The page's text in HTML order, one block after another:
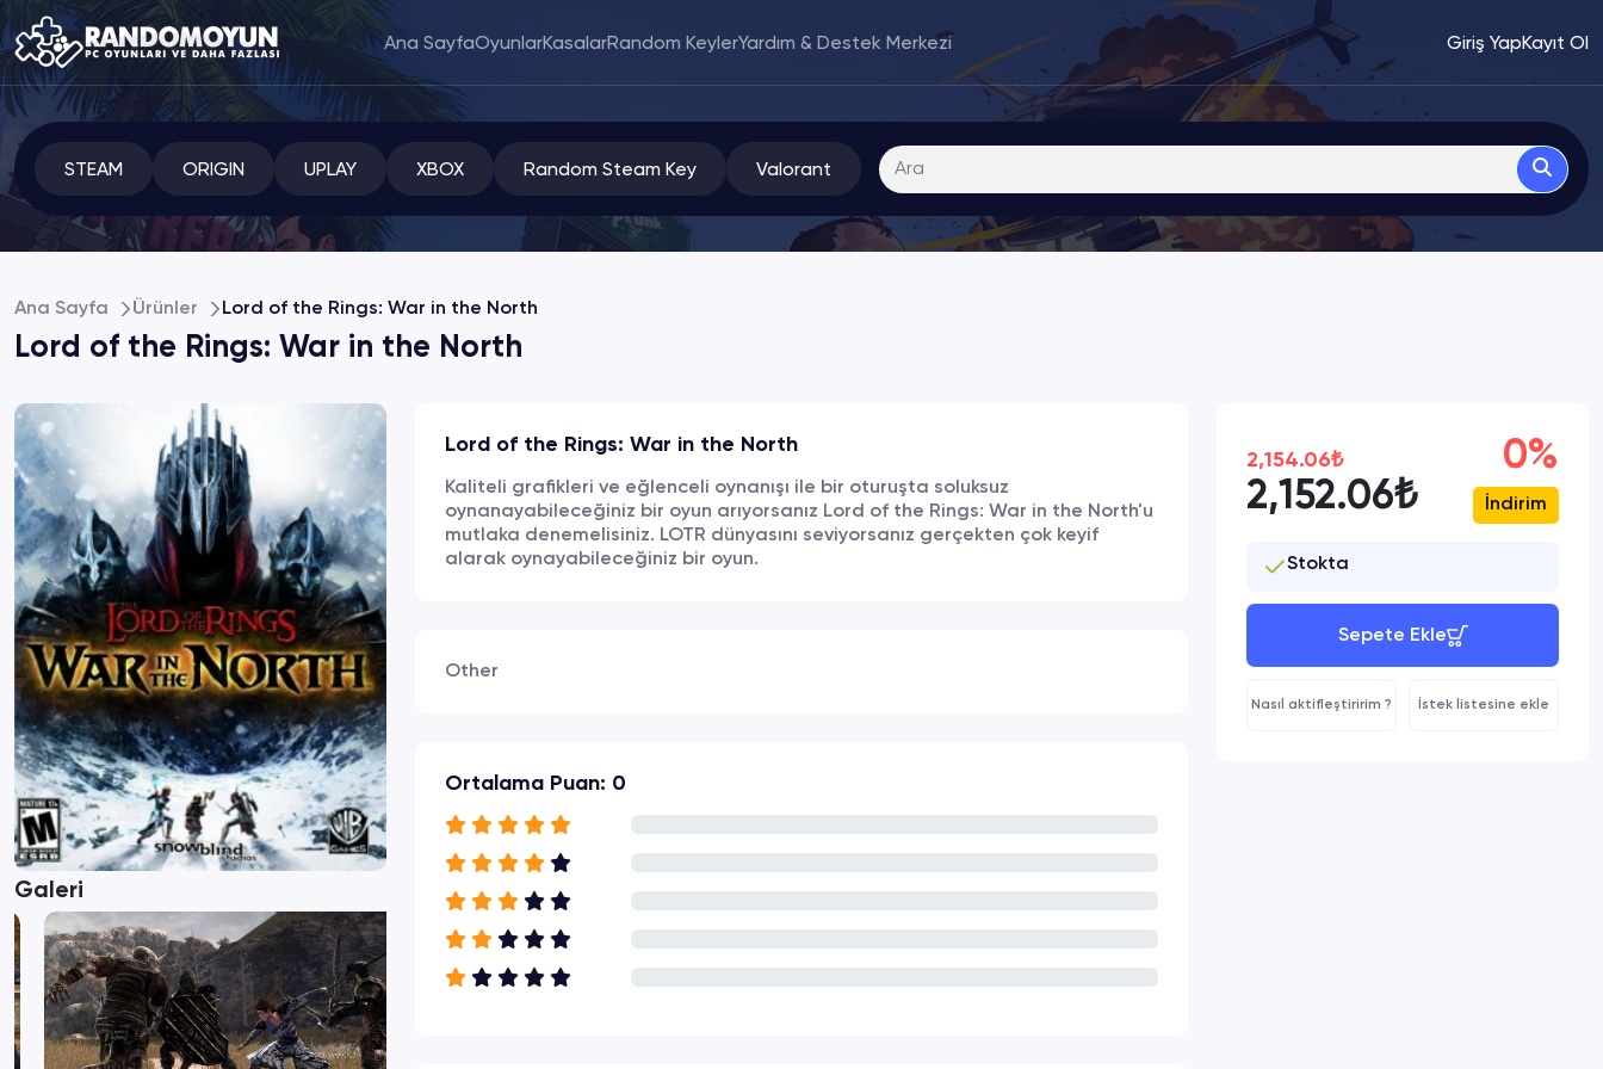
Ana SayfaOyunlarKasalarRandom KeylerYardım & Destek Merkezi Giriş YapKayıt Ol
STEAM ORIGIN UPLAY XBOX Random Steam Key Valorant
Ana Sayfa Ürünler Lord of the Rings: War in the North
Lord of the Rings: War in the North
Galeri
Lord of the Rings: War in the North
Kaliteli grafikleri ve eğlenceli oynanışı ile bir oturuşta soluksuz
oynanayabileceğiniz bir oyun arıyorsanız Lord of the Rings: War in the North'u
mutlaka denemelisiniz. LOTR dünyasını seviyorsanız gerçekten çok keyif
alarak oynayabileceğiniz bir oyun.
Other
Ortalama Puan: 0
2,154.06₺
2,152.06₺
0%
İndirim
Stokta
Sepete Ekle
Nasıl aktifleştiririm ? İstek listesine ekle